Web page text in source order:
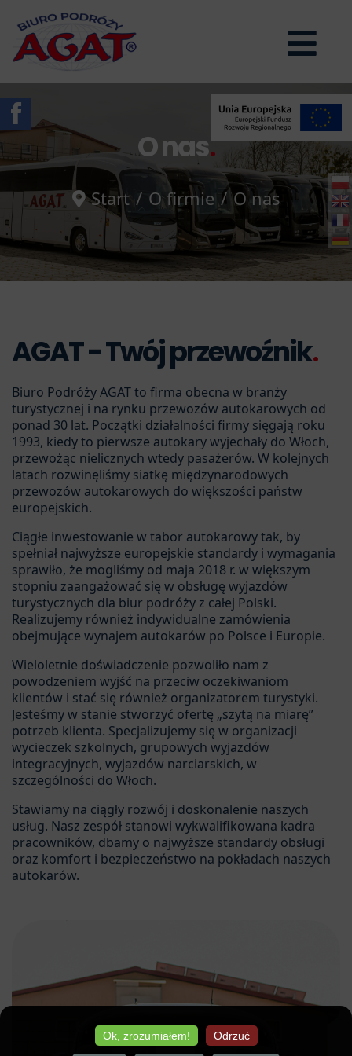
O nas.
Start O firmie O nas
AGAT - Twój przewoźnik.
Biuro Podróży AGAT to firma obecna w branży
turystycznej i na rynku przewozów autokarowych od
ponad 30 lat. Początki działalności firmy sięgają roku
1993, kiedy to pierwsze autokary wyjechały do Włoch,
przewożąc nielicznych wtedy pasażerów. W kolejnych
latach rozwinęliśmy siatkę międzynarodowych
przewozów autokarowych do większości państw
europejskich.
Ciągłe inwestowanie w tabor autokarowy tak, by
spełniał najwyższe europejskie standardy i wymagania
sprawiło, że mogliśmy od maja 2018 r. w większym
stopniu zaangażować się w obsługę wyjazdów
turystycznych dla biur podróży z całej Polski.
Realizujemy również indywidualne zamówienia
obejmujące wynajem autokarów po Polsce i Europie.
Wieloletnie doświadczenie pozwoliło nam z
powodzeniem wyjść na przeciw oczekiwaniom
klientów i stać się również organizatorem turystyki.
Jesteśmy w stanie stworzyć ofertę „szytą na miarę”
potrzeb klienta. Specjalizujemy się w organizacji
wycieczek szkolnych, grupowych wyjazdów
integracyjnych, wyjazdów narciarskich, w
szczególności do Włoch.
Stawiamy na ciągły rozwój i doskonalenie naszych
usług. Nasz zespół stanowi wykwalifikowana kadra
pracowników, dbamy o najwyższe standardy obsługi
oraz komfort i bezpieczeństwo na pokładach naszych
autokarów.

Ok, zrozumiałem! Odrzuć